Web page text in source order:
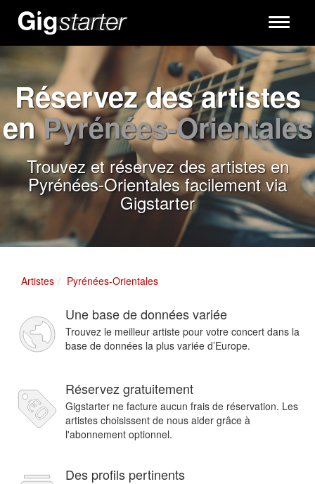
Toggle
Réservez des artistes
enPyrénées-Orientales
Trouvez et réservez des artistes en
Pyrénées-Orientales facilement via
Gigstarter
Artistes Pyrénées-Orientales
Une base de données variée
Trouvez le meilleur artiste pour votre concert dans la
base de données la plus variée d’Europe.
Réservez gratuitement
Gigstarter ne facture aucun frais de réservation. Les
artistes choisissent de nous aider grâce à
l'abonnement optionnel.
Des profils pertinents